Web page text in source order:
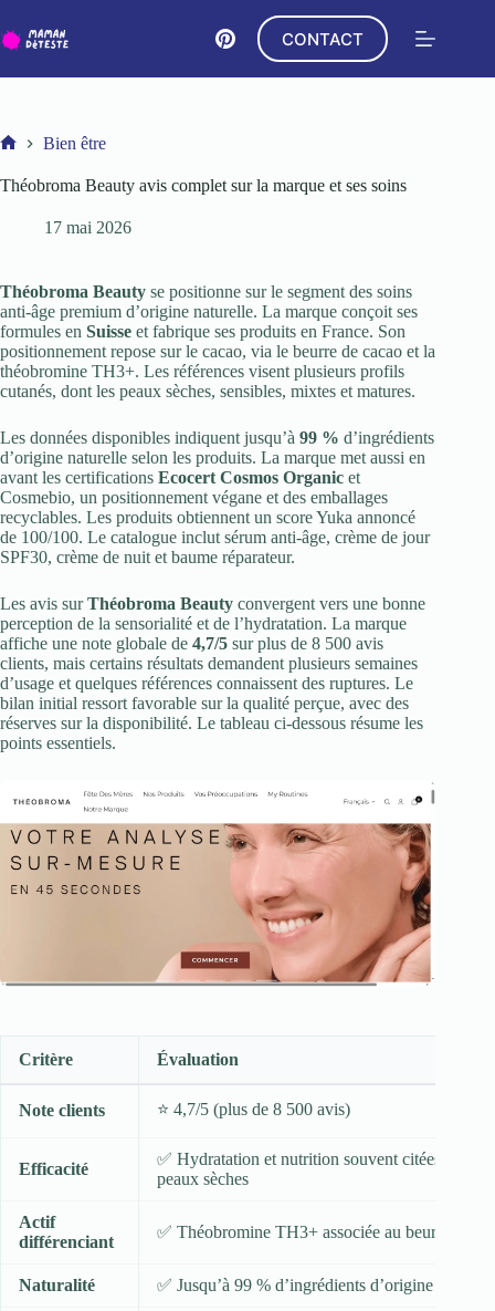
au
contenu
CONTACT
Bien être
Théobroma Beauty avis complet sur la marque et ses soins
17 mai 2026
Théobroma Beauty se positionne sur le segment des soins
anti-âge premium d’origine naturelle. La marque conçoit ses
formules en Suisse et fabrique ses produits en France. Son
positionnement repose sur le cacao, via le beurre de cacao et la
théobromine TH3+. Les références visent plusieurs profils
cutanés, dont les peaux sèches, sensibles, mixtes et matures.
Les données disponibles indiquent jusqu’à 99 % d’ingrédients
d’origine naturelle selon les produits. La marque met aussi en
avant les certifications Ecocert Cosmos Organic et
Cosmebio, un positionnement végane et des emballages
recyclables. Les produits obtiennent un score Yuka annoncé
de 100/100. Le catalogue inclut sérum anti-âge, crème de jour
SPF30, crème de nuit et baume réparateur.
Les avis surThéobroma Beauty convergent vers une bonne
perception de la sensorialité et de l’hydratation. La marque
affiche une note globale de 4,7/5 sur plus de 8 500 avis
clients, mais certains résultats demandent plusieurs semaines
d’usage et quelques références connaissent des ruptures. Le
bilan initial ressort favorable sur la qualité perçue, avec des
réserves sur la disponibilité. Le tableau ci-dessous résume les
points essentiels.
Critère Évaluation
Note clients ⭐ 4,7/5 (plus de 8 500 avis)
Efficacité
✅ Hydratation et nutrition souvent citées,
peaux sèches
Actif
différenciant
✅ Théobromine TH3+ associée au beurre de
Naturalité ✅ Jusqu’à 99 % d’ingrédients d’origine